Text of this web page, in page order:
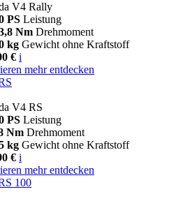
V4 Rally
PS Leistung
Nm Drehmoment
kg Gewicht ohne Kraftstoff
€ i
mehr entdecken
V4 RS
PS Leistung
Nm Drehmoment
kg Gewicht ohne Kraftstoff
€ i
mehr entdecken
100